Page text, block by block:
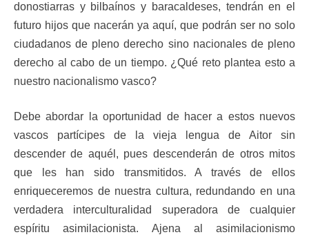
donostiarras y bilbaínos y baracaldeses, tendrán en el
futuro hijos que nacerán ya aquí, que podrán ser no solo
ciudadanos de pleno derecho sino nacionales de pleno
derecho al cabo de un tiempo. ¿Qué reto plantea esto a
nuestro nacionalismo vasco?
Debe abordar la oportunidad de hacer a estos nuevos
vascos partícipes de la vieja lengua de Aitor sin
descender de aquél, pues descenderán de otros mitos
que les han sido transmitidos. A través de ellos
enriqueceremos de nuestra cultura, redundando en una
verdadera interculturalidad superadora de cualquier
espíritu asimilacionista. Ajena al asimilacionismo